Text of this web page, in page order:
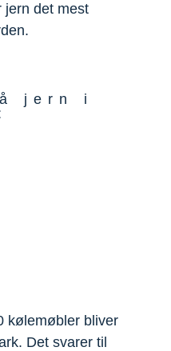
jern det mest
jern i
kølemøbler bliver
Det svarer til